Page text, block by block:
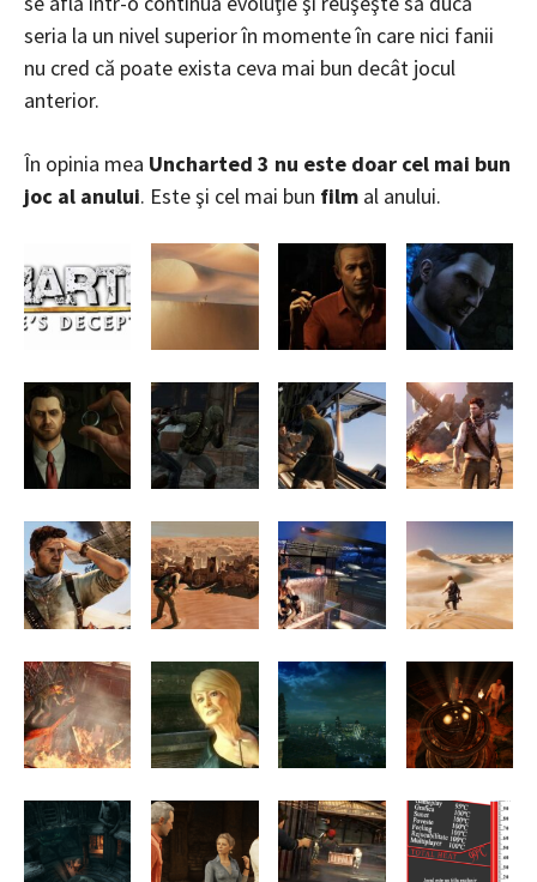
seria la un nivel superior în momente în care nici fanii
nu cred că poate exista ceva mai bun decât jocul
anterior.
În opinia mea Uncharted 3 nu este doar cel mai bun
joc al anului. Este şi cel mai bun film al anului.